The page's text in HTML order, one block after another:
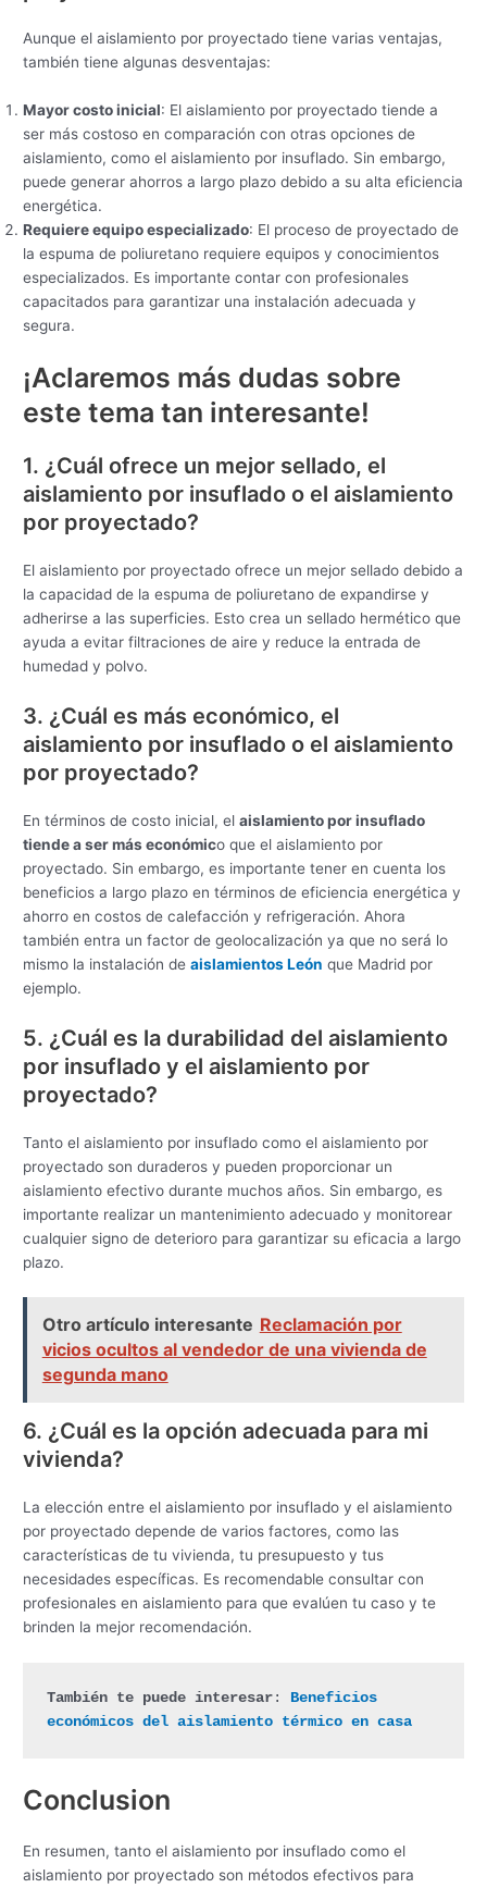
Aunque el aislamiento por proyectado tiene varias ventajas,
también tiene algunas desventajas:
Mayor costo inicial: El aislamiento por proyectado tiende a
ser más costoso en comparación con otras opciones de
aislamiento, como el aislamiento por insuflado. Sin embargo,
puede generar ahorros a largo plazo debido a su alta eficiencia
energética.
Requiere equipo especializado: El proceso de proyectado de
la espuma de poliuretano requiere equipos y conocimientos
especializados. Es importante contar con profesionales
capacitados para garantizar una instalación adecuada y
segura.
¡Aclaremos más dudas sobre
este tema tan interesante!
1. ¿Cuál ofrece un mejor sellado, el
aislamiento por insuflado o el aislamiento
por proyectado?
El aislamiento por proyectado ofrece un mejor sellado debido a
la capacidad de la espuma de poliuretano de expandirse y
adherirse a las superficies. Esto crea un sellado hermético que
ayuda a evitar filtraciones de aire y reduce la entrada de
humedad y polvo.
3. ¿Cuál es más económico, el
aislamiento por insuflado o el aislamiento
por proyectado?
En términos de costo inicial, elaislamiento por insuflado
tiende a ser más económico que el aislamiento por
proyectado. Sin embargo, es importante tener en cuenta los
beneficios a largo plazo en términos de eficiencia energética y
ahorro en costos de calefacción y refrigeración. Ahora
también entra un factor de geolocalización ya que no será lo
mismo la instalación deaislamientos León que Madrid por
ejemplo.
5. ¿Cuál es la durabilidad del aislamiento
por insuflado y el aislamiento por
proyectado?
Tanto el aislamiento por insuflado como el aislamiento por
proyectado son duraderos y pueden proporcionar un
aislamiento efectivo durante muchos años. Sin embargo, es
importante realizar un mantenimiento adecuado y monitorear
cualquier signo de deterioro para garantizar su eficacia a largo
plazo.
Otro artículo interesante Reclamación por
vicios ocultos al vendedor de una vivienda de
segunda mano
6. ¿Cuál es la opción adecuada para mi
vivienda?
La elección entre el aislamiento por insuflado y el aislamiento
por proyectado depende de varios factores, como las
características de tu vivienda, tu presupuesto y tus
necesidades específicas. Es recomendable consultar con
profesionales en aislamiento para que evalúen tu caso y te
brinden la mejor recomendación.
También te puede interesar: Beneficios
económicos del aislamiento térmico en casa
Conclusion
En resumen, tanto el aislamiento por insuflado como el
aislamiento por proyectado son métodos efectivos para